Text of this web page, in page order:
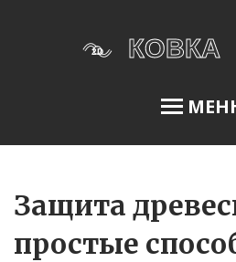
Меню
Защита
простые